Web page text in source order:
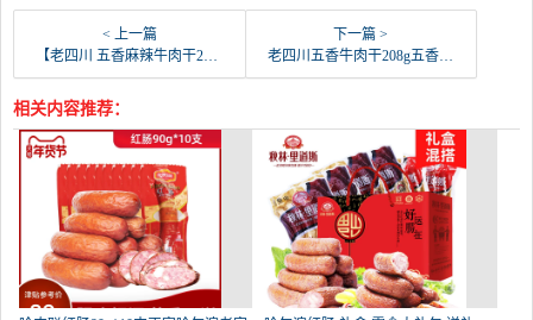
< 上一篇
【老四川 五香麻辣牛肉干208g*2袋】重庆四川特-老四川牛肉干(老四川旗舰店仅售79.9元)
下一篇 >
老四川五香牛肉干208g五香味重庆四川特产办公室休-老四川牛肉干(老四川旗舰店仅售59元)
相关内容推荐：